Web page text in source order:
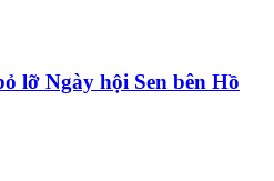
lỡ Ngày hội Sen bên Hồ